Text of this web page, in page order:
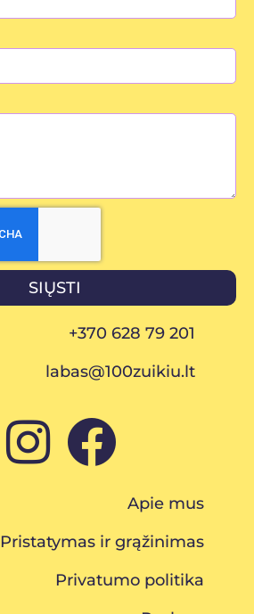
SIŲSTI
+370 628 79 201
labas@100zuikiu.lt
Apie mus
Pristatymas ir grąžinimas
Privatumo politika